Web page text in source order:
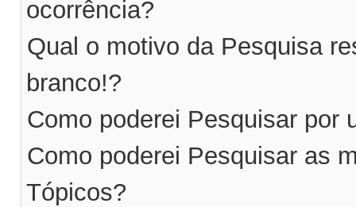
ocorrência?
Qual o motivo da Pesquisa
branco!?
Como poderei Pesquisar por
Como poderei Pesquisar as
Tópicos?